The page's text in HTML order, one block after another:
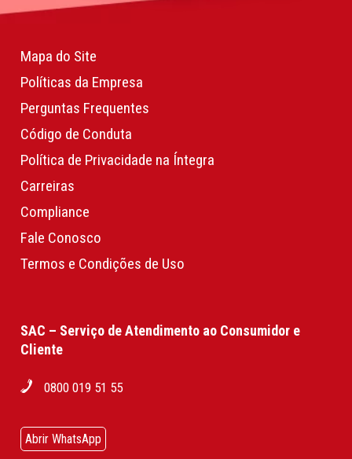
Mapa do Site
Políticas da Empresa
Perguntas Frequentes
Código de Conduta
Política de Privacidade na Íntegra
Carreiras
Compliance
Fale Conosco
Termos e Condições de Uso
SAC – Serviço de Atendimento ao Consumidor e
Cliente
0800 019 51 55
Abrir WhatsApp